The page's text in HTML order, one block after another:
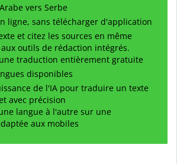
vers Serbe
ligne, sans télécharger d'application
et citez les sources en même
outils de rédaction intégrés.
traduction entièrement gratuite
disponibles
de l'IA pour traduire un texte
avec précision
langue à l'autre sur une
aux mobiles